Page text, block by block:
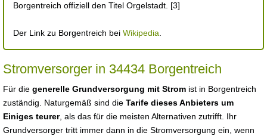
Borgentreich offiziell den Titel Orgelstadt. [3]
Der Link zu Borgentreich bei Wikipedia
Stromversorger in 34434 Borgentreich
Für die generelle Grundversorgung mit Strom ist in Borgentreich
zuständig. Naturgemäß sind die Tarife dieses Anbieters um
Einiges teurer, als das für die meisten Alternativen zutrifft. Ihr
Grundversorger tritt immer dann in die Stromversorgung ein, wenn